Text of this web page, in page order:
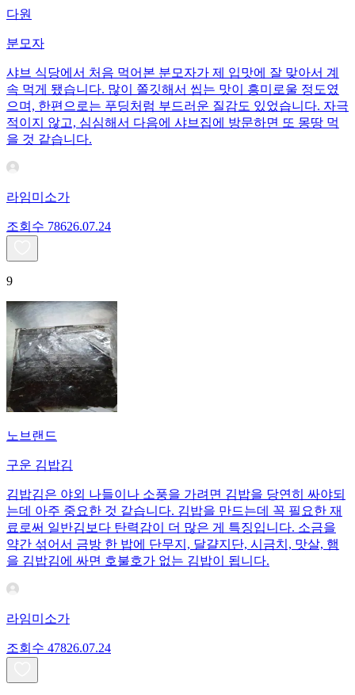
다원
분모자
샤브 식당에서 처음 먹어본 분모자가 제 입맛에 잘 맞아서 계
속 먹게 됐습니다. 많이 쫄깃해서 씹는 맛이 흥미로울 정도였
으며, 한편으로는 푸딩처럼 부드러운 질감도 있었습니다. 자극
적이지 않고, 심심해서 다음에 샤브집에 방문하면 또 몽땅 먹
을 것 같습니다.
라임미소가
조회수 78626.07.24
9
노브랜드
구운 김밥김
김밥김은 야외 나들이나 소풍을 가려면 김밥을 당연히 싸야되
는데 아주 중요한 것 같습니다. 김밥을 만드는데 꼭 필요한 재
료로써 일반김보다 탄력감이 더 많은 게 특징입니다. 소금을
약간 섞어서 금방 한 밥에 단무지, 달걀지단, 시금치, 맛살, 햄
을 김밥김에 싸면 호불호가 없는 김밥이 됩니다.
라임미소가
조회수 47826.07.24